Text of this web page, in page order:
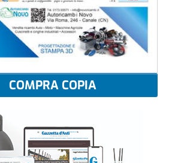
COMPRA COPIA